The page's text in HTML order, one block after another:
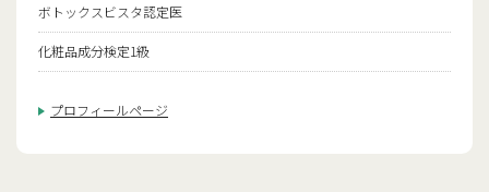
ボトックスビスタ認定医
化粧品成分検定1級
プロフィールページ